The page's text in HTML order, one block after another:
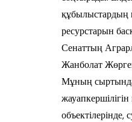
құбылыстардың
ресурстарын
Сенаттың
Жанболат
Мұның сыртында